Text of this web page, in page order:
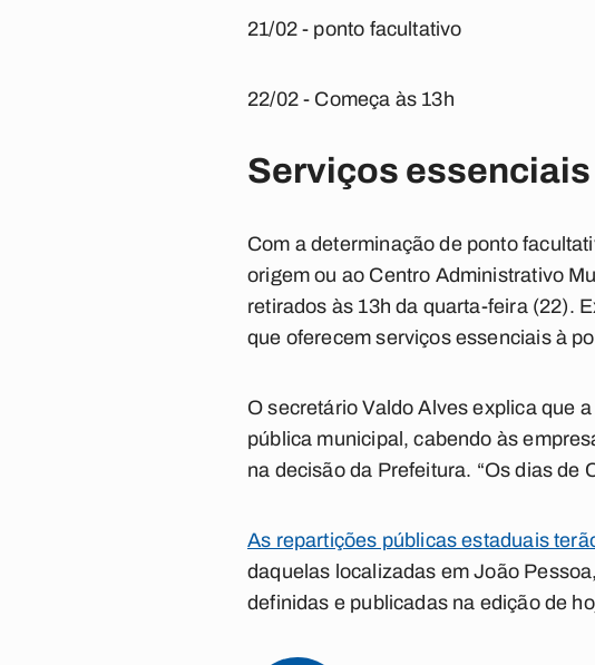
21/02 - ponto facultativo
22/02 - Começa às 13h
Serviços essenciais
Com a determinação de ponto
origem ou ao Centro Administrativo
retirados às 13h da quarta-feira (22).
que oferecem serviços essenciais à
O secretário Valdo Alves explica que
pública municipal, cabendo às
na decisão da Prefeitura. “Os dias de
As repartições públicas estaduais
daquelas localizadas em João
definidas e publicadas na edição de